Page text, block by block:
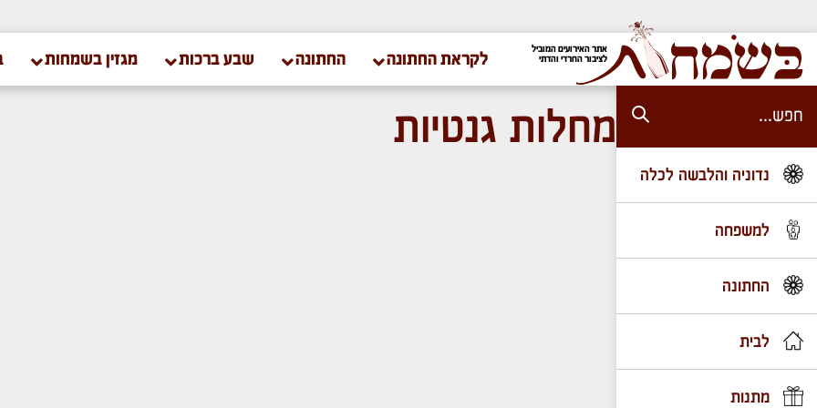
אתר האירועים המוביל
לציבור החרדי והדתי
לקראת החתונה החתונה שבע ברכות מגזין בשמחות
נדוניה והלבשה לכלה
למשפחה
החתונה
לבית
מתנות
מחלות גנטיות